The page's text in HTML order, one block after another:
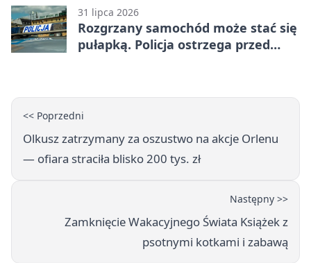
31 lipca 2026
Rozgrzany samochód może stać się
pułapką. Policja ostrzega przed
<< Poprzedni
Olkusz zatrzymany za oszustwo na akcje Orlenu
— ofiara straciła blisko 200 tys. zł
Następny >>
Zamknięcie Wakacyjnego Świata Książek z
psotnymi kotkami i zabawą